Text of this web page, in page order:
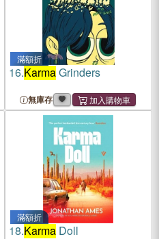
滿額折
16.KarmaGrinders
無庫存
滿額折
18.KarmaDoll